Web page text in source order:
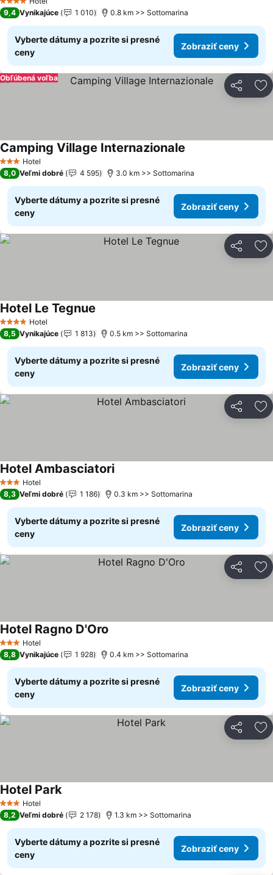
4 Počet hviezdičiek
9,4 Vynikajúce 1 010 0.8 km >> Sottomarina
Vyberte dátumy a pozrite si presné
ceny
Zobraziť ceny
Zdieľať
Obľúbená voľba
3 Počet hviezdičiek
Hotel
Camping Village Internazionale
8,0 Veľmi dobré 4 595 3.0 km >> Sottomarina
Vyberte dátumy a pozrite si presné
ceny
Zobraziť ceny
Zdieľať
4 Počet hviezdičiek
Hotel
Hotel Le Tegnue
8,5 Vynikajúce 1 813 0.5 km >> Sottomarina
Vyberte dátumy a pozrite si presné
ceny
Zobraziť ceny
Zdieľať
3 Počet hviezdičiek
Hotel
Hotel Ambasciatori
8,3 Veľmi dobré 1 186 0.3 km >> Sottomarina
Vyberte dátumy a pozrite si presné
ceny
Zobraziť ceny
Zdieľať
3 Počet hviezdičiek
Hotel
Hotel Ragno D'Oro
8,8 Vynikajúce 1 928 0.4 km >> Sottomarina
Vyberte dátumy a pozrite si presné
ceny
Zobraziť ceny
Zdieľať
3 Počet hviezdičiek
Hotel
Hotel Park
8,2 Veľmi dobré 2 178 1.3 km >> Sottomarina
Vyberte dátumy a pozrite si presné
ceny
Zobraziť ceny